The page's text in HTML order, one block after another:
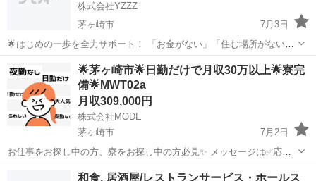
株式会社YZZZ
茅ヶ崎市
7月3日
🌟はじめの一歩を全力サポート！ 「お金がない」「住む場所がない」
「今すぐ働きたい」 そんなあなたを全力で応援します💪 ＼生活・仕
事・住まい、すべてサポート体制万全！／ 💼募集職種（全国の大手工
場でのお仕事） 🔧...
茅ヶ崎市 工場 未経験
🌟茅ヶ崎市🌟日勤だけで月収30万以上🌟寮完
備🌟MWT02a
月収309,000円
株式会社MODE
茅ヶ崎市
7月2日
お仕事をお探し中の方、寮をお探し中の方必見✨ メッセージは✅応募
フロー✅を入力してからお願いします。 💥お仕事内容💥 普通車に部品
茅ヶ崎市 その他 未経験
和食, 居酒屋/レストランサービス・ホールス